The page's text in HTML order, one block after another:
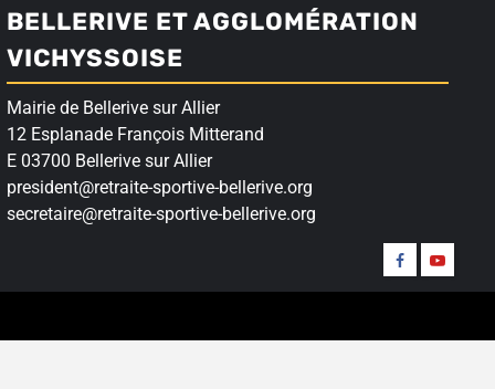
BELLERIVE ET AGGLOMÉRATION
VICHYSSOISE
Mairie de Bellerive sur Allier
12 Esplanade François Mitterand
E 03700 Bellerive sur Allier
president@retraite-sportive-bellerive.org
secretaire@retraite-sportive-bellerive.org
Suivez-
nous
Nos
vidéos